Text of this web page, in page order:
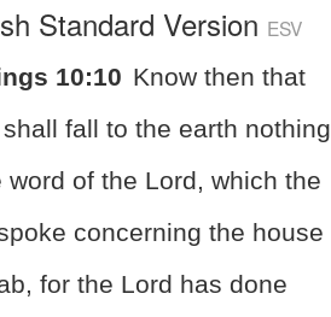
Standard Version ESV
10:10 Know then that
fall to the earth nothing
word of the Lord, which the
concerning the house
for the Lord has done